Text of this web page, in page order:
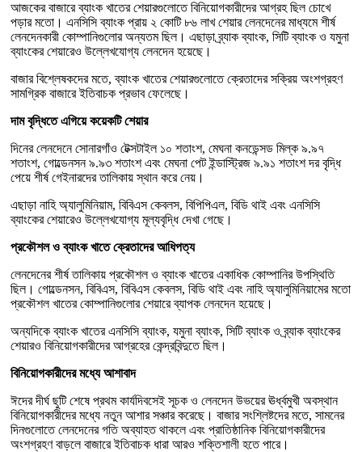
আজকের বাজারে ব্যাংক খাতের শেয়ারগুলোতে বিনিয়োগকারীদের আগ্রহ ছিল চোখে
পড়ার মতো। এনসিসি ব্যাংক প্রায় ২ কোটি ৮৬ লাখ শেয়ার লেনদেনের মাধ্যমে শীর্ষ
লেনদেনকারী কোম্পানিগুলোর অন্যতম ছিল। এছাড়া ব্র্যাক ব্যাংক, সিটি ব্যাংক ও যমুনা
ব্যাংকের শেয়ারেও উল্লেখযোগ্য লেনদেন হয়েছে।
বাজার বিশ্লেষকদের মতে, ব্যাংক খাতের শেয়ারগুলোতে ক্রেতাদের সক্রিয় অংশগ্রহণ
সামগ্রিক বাজারে ইতিবাচক প্রভাব ফেলেছে।
দাম বৃদ্ধিতে এগিয়ে কয়েকটি শেয়ার
দিনের লেনদেনে সোনারগাঁও টেক্সটাইল ১০ শতাংশ, মেঘনা কনডেন্সড মিল্ক ৯.৯৭
শতাংশ, গোল্ডেনসন ৯.৯৩ শতাংশ এবং মেঘনা পেট ইন্ডাস্ট্রিজ ৯.৯১ শতাংশ দর বৃদ্ধি
পেয়ে শীর্ষ গেইনারদের তালিকায় স্থান করে নেয়।
এছাড়া নাহি অ্যালুমিনিয়াম, বিবিএস কেবলস, বিপিপিএল, বিডি থাই এবং এনসিসি
ব্যাংকের শেয়ারেও উল্লেখযোগ্য মূল্যবৃদ্ধি দেখা গেছে।
প্রকৌশল ও ব্যাংক খাতে ক্রেতাদের আধিপত্য
লেনদেনের শীর্ষ তালিকায় প্রকৌশল ও ব্যাংক খাতের একাধিক কোম্পানির উপস্থিতি
ছিল। গোল্ডেনসন, বিবিএস, বিবিএস কেবলস, বিডি থাই এবং নাহি অ্যালুমিনিয়ামের মতো
প্রকৌশল খাতের কোম্পানিগুলোর শেয়ারে ব্যাপক লেনদেন হয়েছে।
অন্যদিকে ব্যাংক খাতের এনসিসি ব্যাংক, যমুনা ব্যাংক, সিটি ব্যাংক ও ব্র্যাক ব্যাংকের
শেয়ারও বিনিয়োগকারীদের আগ্রহের কেন্দ্রবিন্দুতে ছিল।
বিনিয়োগকারীদের মধ্যে আশাবাদ
ঈদের দীর্ঘ ছুটি শেষে প্রথম কার্যদিবসেই সূচক ও লেনদেন উভয়ের ঊর্ধ্বমুখী অবস্থান
বিনিয়োগকারীদের মধ্যে নতুন আশার সঞ্চার করেছে। বাজার সংশ্লিষ্টদের মতে, সামনের
দিনগুলোতে লেনদেনের গতি অব্যাহত থাকলে এবং প্রাতিষ্ঠানিক বিনিয়োগকারীদের
অংশগ্রহণ বাড়লে বাজারে ইতিবাচক ধারা আরও শক্তিশালী হতে পারে।